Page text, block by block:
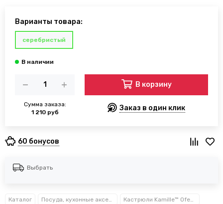
Варианты товара:
серебристый
Сумма заказа:
1 210 руб
В корзину
Заказ в один клик
60 бонусов
Выбрать
Каталог Посуда, кухонные аксессуары и принадлежности TM Kamille TM Ofenbach Кастрюли Kamille™ Ofenbach™